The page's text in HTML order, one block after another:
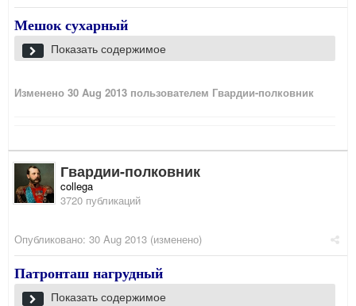
Мешок сухарный
Показать содержимое
Изменено 30 Aug 2013 пользователем Гвардии-полковник
Гвардии-полковник
collega
3720 публикаций
Опубликовано: 30 Aug 2013 (изменено)
Патронташ нагрудный
Показать содержимое